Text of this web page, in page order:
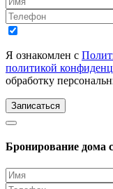
Я ознакомлен с
политикой
обработку
Записаться
Бронирование дома